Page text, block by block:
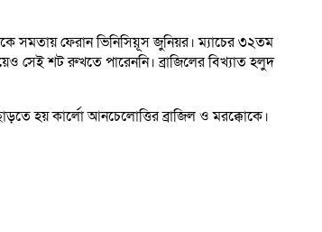
সমতায় ফেরান ভিনিসিয়ূস জুনিয়র। ম্যাচের ৩২তম
সেই শট রুখতে পারেননি। ব্রাজিলের বিখ্যাত হলুদ
হয় কার্লো আনচেলোত্তির ব্রাজিল ও মরক্কোকে।